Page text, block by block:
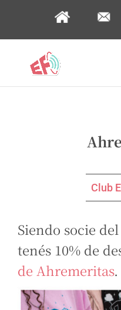
Club
Siendo socie
tenés 10% de
de Ahremeritas.